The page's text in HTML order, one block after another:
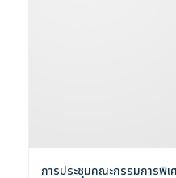
การประชุมคณะกรรมการพิเ